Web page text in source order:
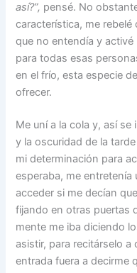
así?”, pensé. No
característica, me
que no entendía y
para todas esas
en el frío, esta especie
ofrecer.
Me uní a la cola y, así
y la oscuridad de la
mi determinación para
esperaba, me
acceder si me decían
fijando en otras puertas
mente me iba diciendo
asistir, para recitárselo a
entrada fuera a decirme